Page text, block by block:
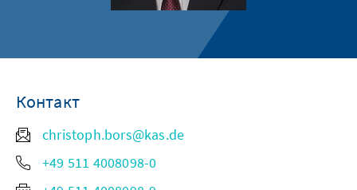
Контакт
christoph.bors@kas.de
+49 511 4008098-0